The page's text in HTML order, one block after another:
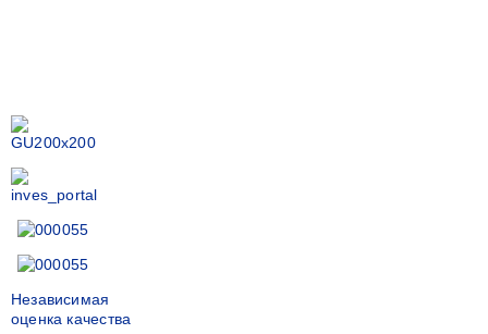
Независимая
оценка качества